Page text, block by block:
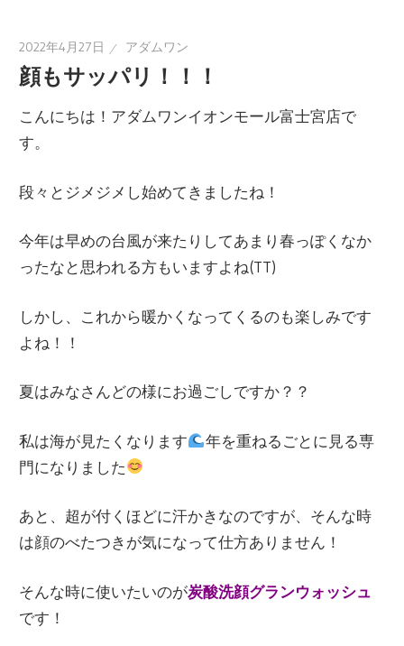
2022年4月27日 アダムワン
顔もサッパリ！！！
こんにちは！アダムワンイオンモール富士宮店で
す。
段々とジメジメし始めてきましたね！
今年は早めの台風が来たりしてあまり春っぽくなか
ったなと思われる方もいますよね(TT)
しかし、これから暖かくなってくるのも楽しみです
よね！！
夏はみなさんどの様にお過ごしですか？？
私は海が見たくなります
年を重ねるごとに見る専
門になりました
あと、超が付くほどに汗かきなのですが、そんな時
は顔のべたつきが気になって仕方ありません！
そんな時に使いたいのが炭酸洗顔グランウォッシュ
です！